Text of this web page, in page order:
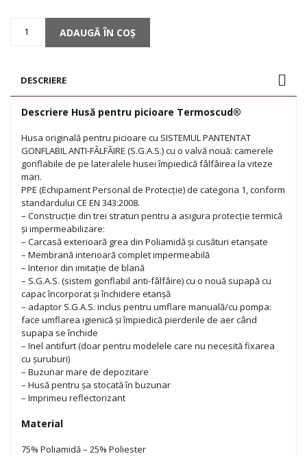
Husă
Termoscud®
ADAUGĂ ÎN COȘ
DESCRIERE
Descriere Husă pentru picioare Termoscud®
Husa originală pentru picioare cu SISTEMUL PANTENTAT
GONFLABIL ANTI-FÂLFÂIRE (S.G.A.S.) cu o valvă nouă: camerele
gonflabile de pe lateralele husei împiedică fâlfâirea la viteze
mari.
PPE (Echipament Personal de Protecție) de categoria 1, conform
standardului CE EN 343:2008.
– Construcție din trei straturi pentru a asigura protecție termică
și impermeabilizare:
– Carcasă exterioară grea din Poliamidă și cusături etanșate
– Membrană interioară complet impermeabilă
– Interior din imitație de blană
– S.G.A.S. (sistem gonflabil anti-fâlfâire) cu o nouă supapă cu
capac încorporat și închidere etanșă
– adaptor S.G.A.S. inclus pentru umflare manuală/cu pompa:
face umflarea igienică și împiedică pierderile de aer când
supapa se închide
– Inel antifurt (doar pentru modelele care nu necesită fixarea
cu șuruburi)
– Buzunar mare de depozitare
– Husă pentru șa stocată în buzunar
– Imprimeu reflectorizant
Material
75% Poliamidă – 25% Poliester